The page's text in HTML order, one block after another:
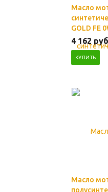
Масло
GOLD FE
4 162
КУПИТЬ
Масло